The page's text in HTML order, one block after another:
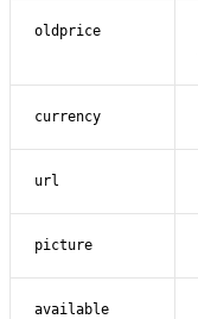
oldprice
currency
url
picture
available